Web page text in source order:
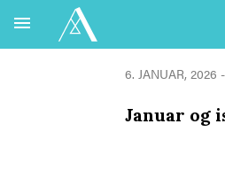
6. JANUAR, 2026 -
Januar og